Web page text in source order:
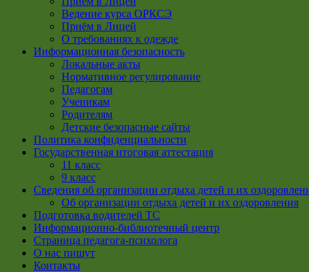
Ведение курса ОРКСЭ
Приём в Лицей
О требованиях к одежде
Информационная безопасность
Локальные акты
Нормативное регулирование
Педагогам
Ученикам
Родителям
Детские безопасные сайты
Политика конфиденциальности
Государственная итоговая аттестация
11 класс
9 класс
Сведения об организации отдыха детей и их
Об организации отдыха детей и их оздоровления
Подготовка водителей ТС
Информационно-библиотечный центр
Страница педагога-психолога
О нас пишут
Контакты